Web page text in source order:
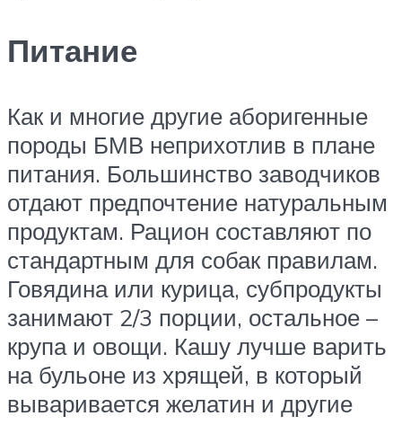
Питание
Как и многие другие аборигенные
породы БМВ неприхотлив в плане
питания. Большинство заводчиков
отдают предпочтение натуральным
продуктам. Рацион составляют по
стандартным для собак правилам.
Говядина или курица, субпродукты
занимают 2/3 порции, остальное –
крупа и овощи. Кашу лучше варить
на бульоне из хрящей, в который
вываривается желатин и другие